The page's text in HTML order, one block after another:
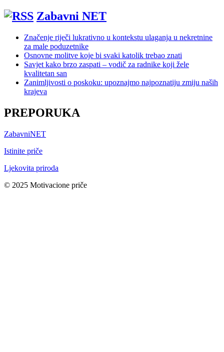
Zabavni NET
Značenje riječi lukrativno u kontekstu ulaganja u nekretnine
za male poduzetnike
Osnovne molitve koje bi svaki katolik trebao znati
Savjet kako brzo zaspati – vodič za radnike koji žele
kvalitetan san
Zanimljivosti o poskoku: upoznajmo najpoznatiju zmiju naših
krajeva
PREPORUKA
ZabavniNET
Istinite priče
Ljekovita priroda
© 2025 Motivacione priče